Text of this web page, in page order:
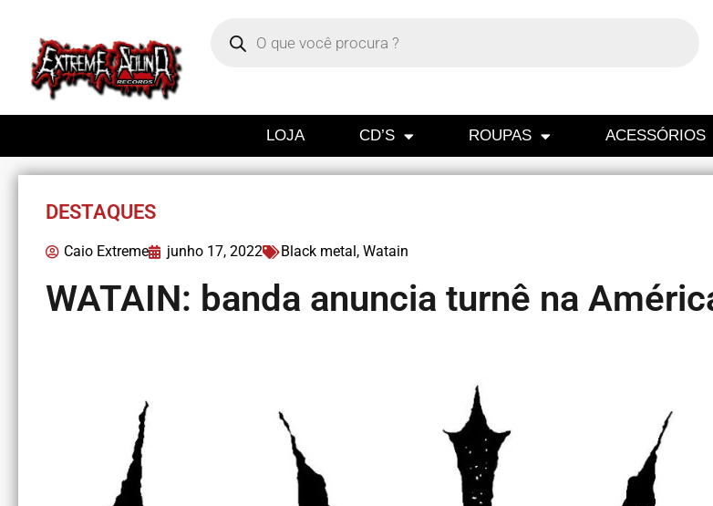
LOJA CD’S ROUPAS ACESSÓRIOS
DESTAQUES
Caio Extreme junho 17, 2022 Black metal, Watain
WATAIN: banda anuncia turnê na